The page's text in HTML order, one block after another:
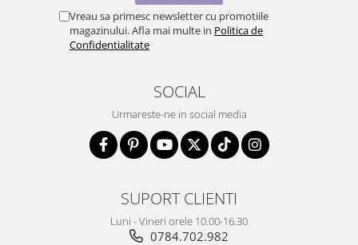
Vreau sa primesc newsletter cu promotiile
magazinului. Afla mai multe in Politica de
Confidentialitate
SOCIAL
Urmareste-ne in social media
SUPORT CLIENTI
Luni - Vineri orele 10.00-16.30
0784.702.982